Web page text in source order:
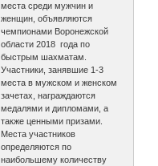
места среди мужчин и
женщин, объявляются
чемпионами Воронежской
области 2018 года по
быстрым шахматам.
Участники, занявшие 1-3
места в мужском и женском
зачетах, награждаются
медалями и дипломами, а
также ценными призами.
Места участников
определяются по
наибольшему количеству